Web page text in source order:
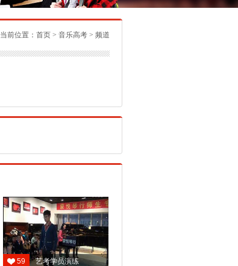
当前位置： 首页 > 音乐高考 > 频道
59 艺考学员演练